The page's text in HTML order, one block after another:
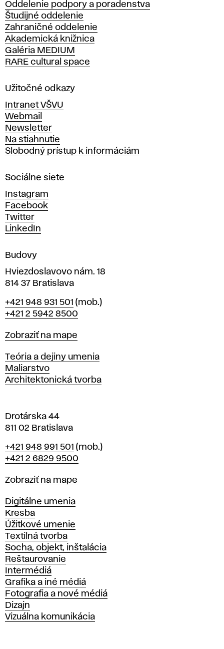
o
k
á
š
k
o
a
ý
t
v
a
r
ý
c
h
u
m
e
í
v
r
a
i
l
a
v
Oddelenie podpory a poradenstva
Študijné oddelenie
Zahraničné oddelenie
Akademická knižnica
Galéria MEDIUM
RARE cultural space
Užitočné odkazy
Intranet VŠVU
Webmail
Newsletter
Na stiahnutie
Slobodný prístup k informáciám
Sociálne siete
Instagram
Facebook
Twitter
LinkedIn
Budovy
Hviezdoslavovo nám. 18
814 37 Bratislava
Telefón
+421 948 931 501 (mob.)
+421 2 5942 8500
Mapa
Zobraziť na mape
Katedry
Teória a dejiny umenia
Maliarstvo
Architektonická tvorba
Drotárska 44
811 02 Bratislava
Telefón
+421 948 991 501 (mob.)
+421 2 6829 9500
Mapa
Zobraziť na mape
Katedry
Digitálne umenia
Kresba
Úžitkové umenie
Textilná tvorba
Socha, objekt, inštalácia
Reštaurovanie
Intermédiá
Grafika a iné médiá
Fotografia a nové médiá
Dizajn
Vizuálna komunikácia